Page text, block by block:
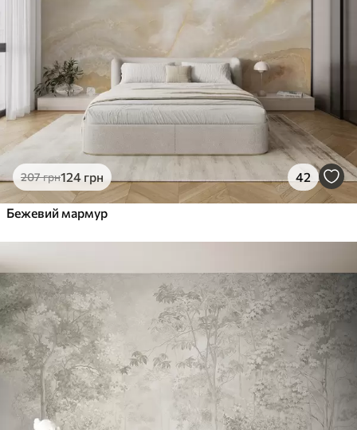
207грн124 грн 42
Бежевий мармур